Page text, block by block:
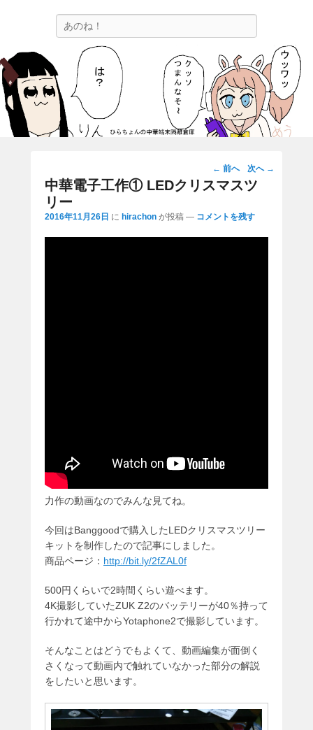
ひらちょんの中華端末隔離倉庫
ほたがページ上部にある検索バーを消してくれたサイトです。
投
稿
ビ
← 前へ 次へ →
中華電子工作① LEDクリスマスツ
リー
2016年11月26日 に hirachon が投稿 — コメントを残す
力作の動画なのでみんな見てね。
今回はBanggoodで購入したLEDクリスマスツリー
キットを制作したので記事にしました。
商品ページ： http://bit.ly/2fZAL0f
500円くらいで2時間くらい遊べます。
4K撮影していたZUK Z2のバッテリーが40％持って
行かれて途中からYotaphone2で撮影しています。
そんなことはどうでもよくて、動画編集が面倒く
さくなって動画内で触れていなかった部分の解説
をしたいと思います。